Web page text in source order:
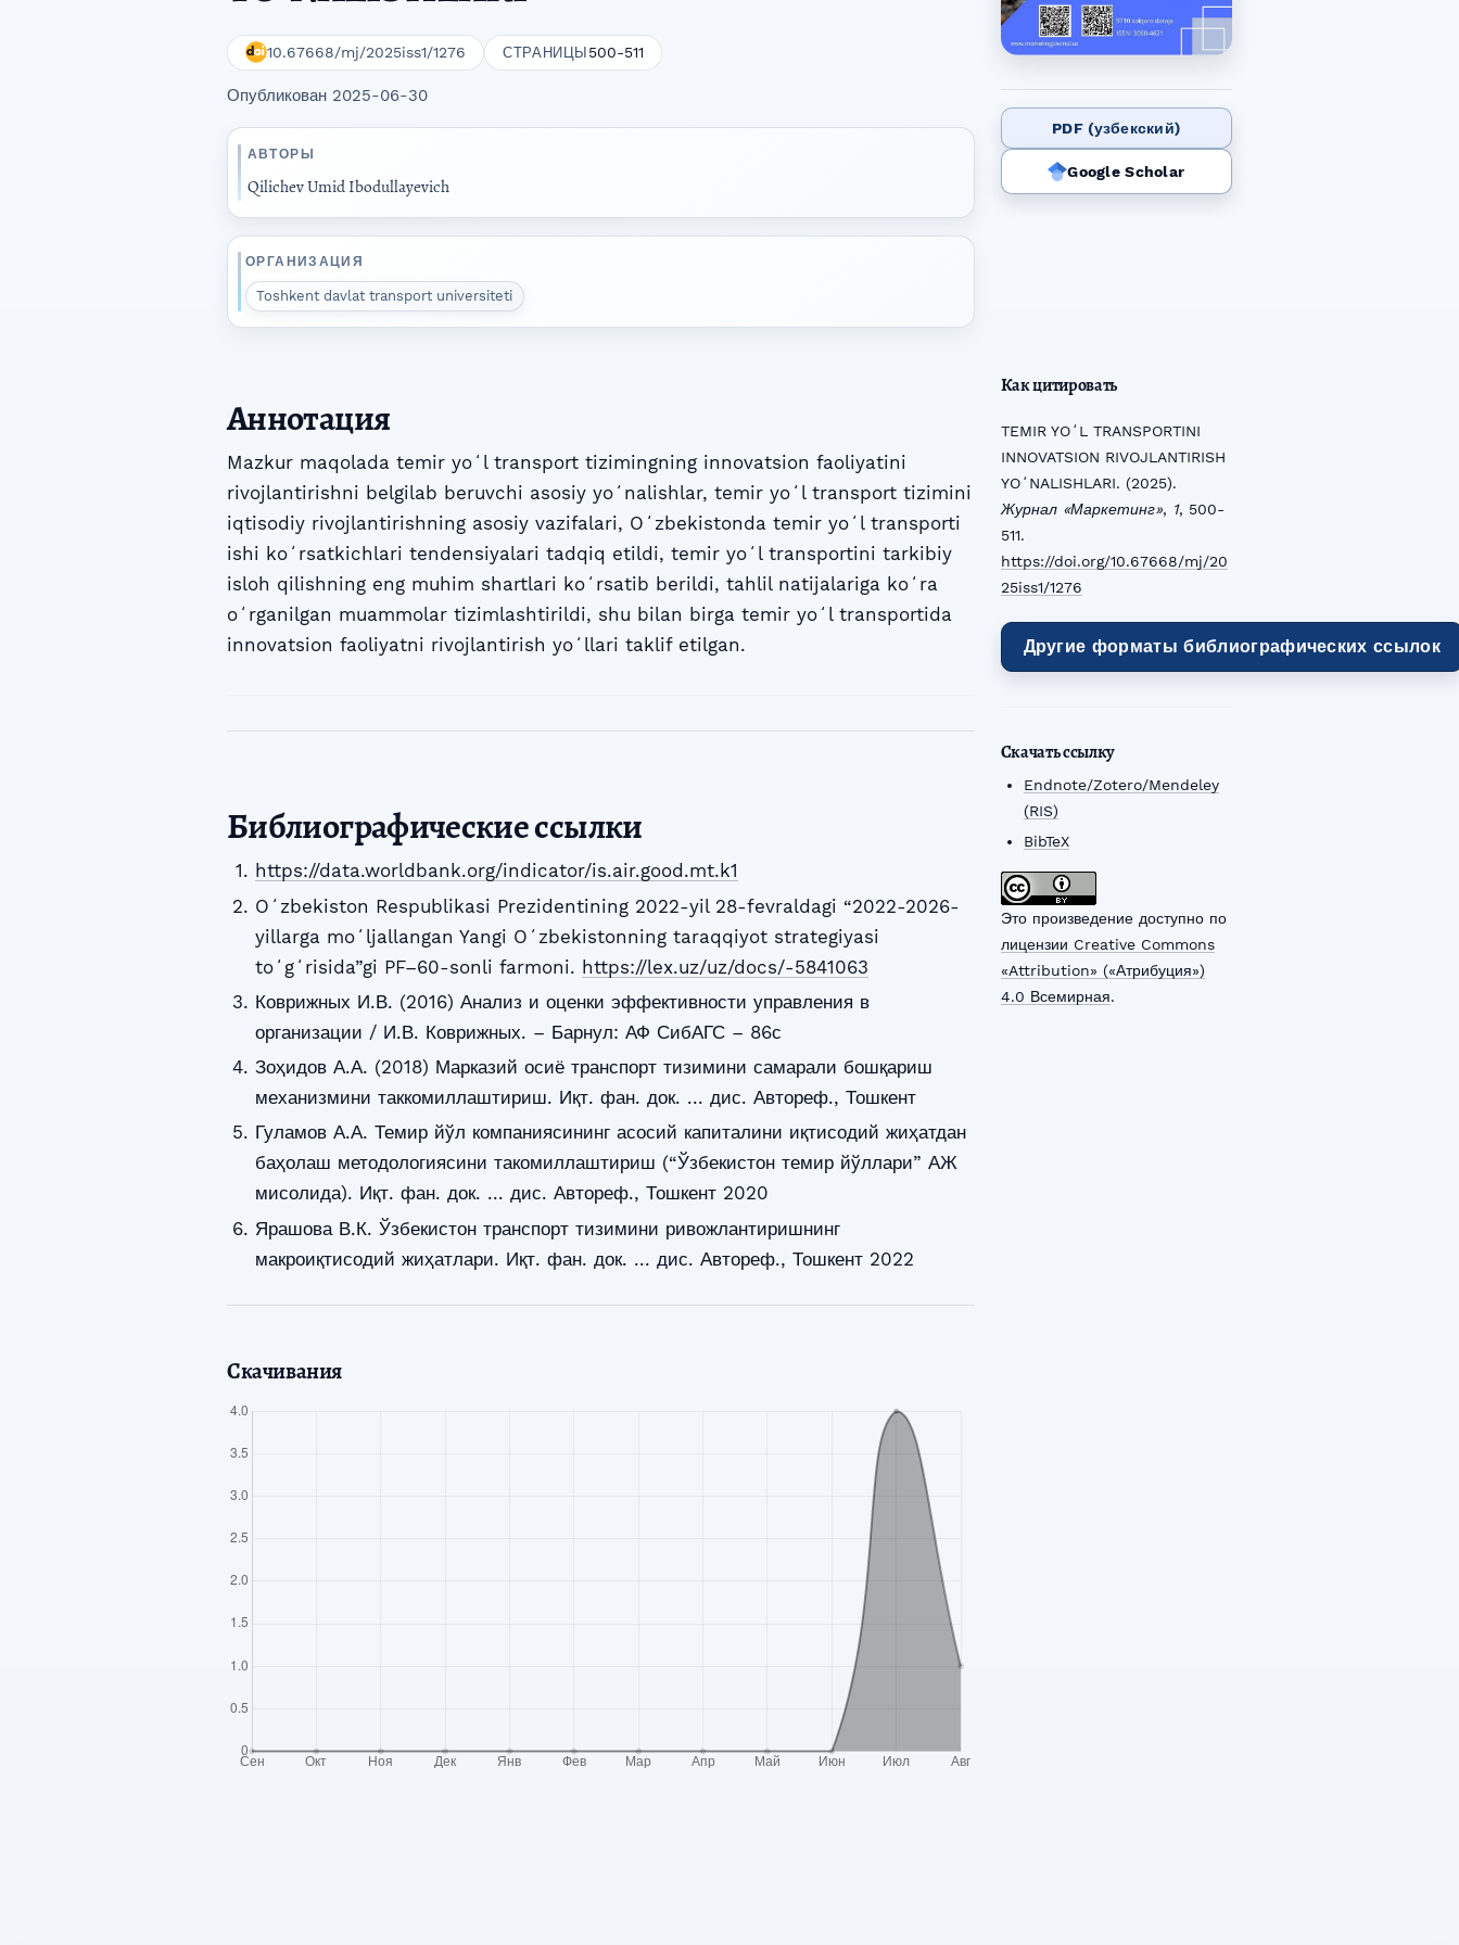
10.67668/mj/2025iss1/1276 СТРАНИЦЫ 500-511
Опубликован 2025-06-30
АВТОРЫ
Qilichev Umid Ibodullayevich
ОРГАНИЗАЦИЯ
Toshkent davlat transport universiteti
PDF (узбекский)
Google Scholar
Как цитировать
TEMIR YOʻL TRANSPORTINI
INNOVATSION RIVOJLANTIRISH
YOʻNALISHLARI. (2025).
Журнал «Маркетинг», 1, 500-
511.
https://doi.org/10.67668/mj/20
25iss1/1276
Другие форматы библиографических ссылок
Скачать ссылку
Endnote/Zotero/Mendeley
(RIS)
BibTeX
Это произведение доступно по
лицензии Creative Commons
«Attribution» («Атрибуция»)
4.0 Всемирная.
Аннотация
Mazkur maqolada temir yoʻl transport tizimingning innovatsion faoliyatini
rivojlantirishni belgilab beruvchi asosiy yoʻnalishlar, temir yoʻl transport tizimini
iqtisodiy rivojlantirishning asosiy vazifalari, Oʻzbekistonda temir yoʻl transporti
ishi koʻrsatkichlari tendensiyalari tadqiq etildi, temir yoʻl transportini tarkibiy
isloh qilishning eng muhim shartlari koʻrsatib berildi, tahlil natijalariga koʻra
oʻrganilgan muammolar tizimlashtirildi, shu bilan birga temir yoʻl transportida
innovatsion faoliyatni rivojlantirish yoʻllari taklif etilgan.
Библиографические ссылки
https://data.worldbank.org/indicator/is.air.good.mt.k1
Oʻzbekiston Respublikasi Prezidentining 2022-yil 28-fevraldagi “2022-2026-
yillarga moʻljallangan Yangi Oʻzbekistonning taraqqiyot strategiyasi
toʻgʻrisida”gi PF–60-sonli farmoni. https://lex.uz/uz/docs/-5841063
Коврижных И.В. (2016) Анализ и оценки эффективности управления в
организации / И.В. Коврижных. – Барнул: АФ СибАГС – 86с
Зоҳидов А.А. (2018) Марказий осиё транспорт тизимини самарали бошқариш
механизмини таккомиллаштириш. Иқт. фан. док. ... дис. Автореф., Тошкент
Гуламов А.А. Темир йўл компаниясининг асосий капиталини иқтисодий жиҳатдан
баҳолаш методологиясини такомиллаштириш (“Ўзбекистон темир йўллари” АЖ
мисолида). Иқт. фан. док. ... дис. Автореф., Тошкент 2020
Ярашова В.К. Ўзбекистон транспорт тизимини ривожлантиришнинг
макроиқтисодий жиҳатлари. Иқт. фан. док. ... дис. Автореф., Тошкент 2022
Скачивания